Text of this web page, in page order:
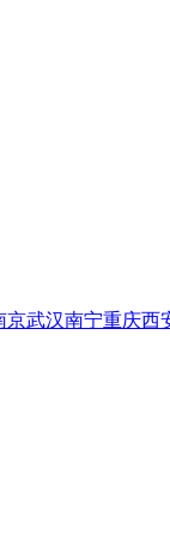
京武汉南宁重庆西